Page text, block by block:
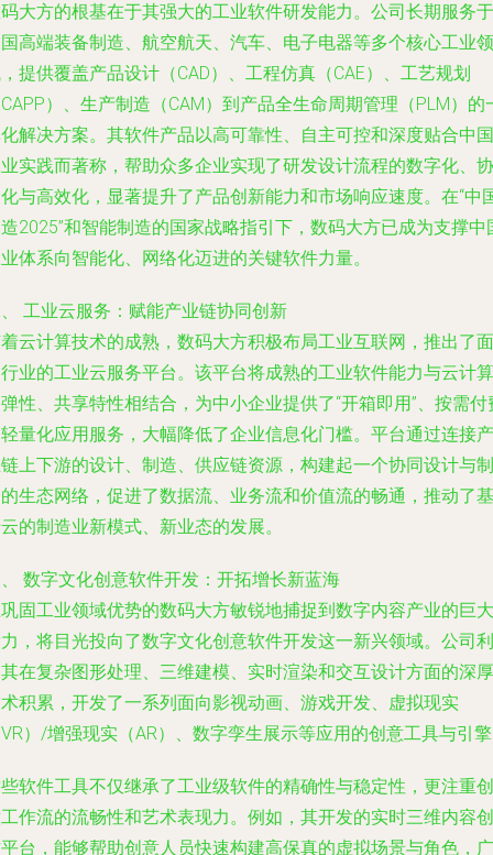
大方的根基在于其强大的工业软件研发能力。公司长期服务于
高端装备制造、航空航天、汽车、电子电器等多个核心工业领
提供覆盖产品设计（CAD）、工程仿真（CAE）、工艺规划
）、生产制造（CAM）到产品全生命周期管理（PLM）的
解决方案。其软件产品以高可靠性、自主可控和深度贴合中国
实践而著称，帮助众多企业实现了研发设计流程的数字化、协
与高效化，显著提升了产品创新能力和市场响应速度。在“中
2025”和智能制造的国家战略指引下，数码大方已成为支撑中
体系向智能化、网络化迈进的关键软件力量。
工业云服务：赋能产业链协同创新
云计算技术的成熟，数码大方积极布局工业互联网，推出了面
业的工业云服务平台。该平台将成熟的工业软件能力与云计算
性、共享特性相结合，为中小企业提供了“开箱即用”、按需付
量化应用服务，大幅降低了企业信息化门槛。平台通过连接产
上下游的设计、制造、供应链资源，构建起一个协同设计与制
生态网络，促进了数据流、业务流和价值流的畅通，推动了基
的制造业新模式、新业态的发展。
数字文化创意软件开发：开拓增长新蓝海
固工业领域优势的数码大方敏锐地捕捉到数字内容产业的巨大
，将目光投向了数字文化创意软件开发这一新兴领域。公司利
在复杂图形处理、三维建模、实时渲染和交互设计方面的深厚
积累，开发了一系列面向影视动画、游戏开发、虚拟现实
）/增强现实（AR）、数字孪生展示等应用的创意工具与引
软件工具不仅继承了工业级软件的精确性与稳定性，更注重创
作流的流畅性和艺术表现力。例如，其开发的实时三维内容创
台，能够帮助创意人员快速构建高保真的虚拟场景与角色，广